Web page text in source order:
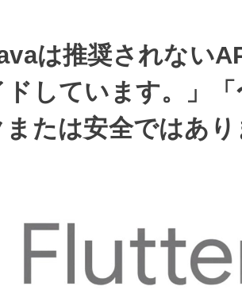
は推奨されない
しています。」
たは安全ではあり